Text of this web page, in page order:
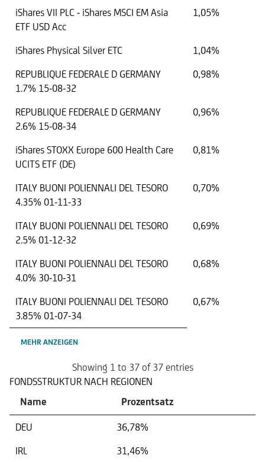
iShares VII PLC - iShares MSCI EM Asia
ETF USD Acc
1,05%
iShares Physical Silver ETC
1,04%
REPUBLIQUE FEDERALE D GERMANY
1.7% 15-08-32
0,98%
REPUBLIQUE FEDERALE D GERMANY
2.6% 15-08-34
0,96%
iShares STOXX Europe 600 Health Care
UCITS ETF (DE)
0,81%
ITALY BUONI POLIENNALI DEL TESORO
4.35% 01-11-33
0,70%
ITALY BUONI POLIENNALI DEL TESORO
2.5% 01-12-32
0,69%
ITALY BUONI POLIENNALI DEL TESORO
4.0% 30-10-31
0,68%
ITALY BUONI POLIENNALI DEL TESORO
3.85% 01-07-34
0,67%
MEHR ANZEIGEN
Showing 1 to 37 of 37 entries
FONDSSTRUKTUR NACH REGIONEN
Name
Prozentsatz
DEU
36,78%
IRL
31,46%